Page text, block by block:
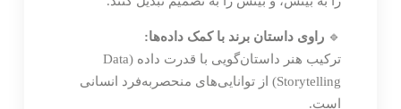
🔹 راوی داستان برند با کمک داده‌ها:
ترکیب هنر داستان‌گویی با قدرت داده (Data
Storytelling) از توانایی‌های منحصربه‌فرد انسانی
است.